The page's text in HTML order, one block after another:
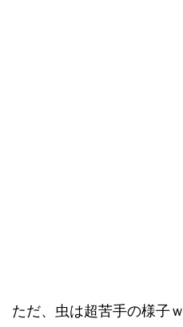
ただ、虫は超苦手の様子ｗ